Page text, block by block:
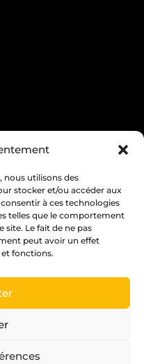
nous utilisons des
stocker et/ou accéder aux
à ces technologies
telles que le comportement
site. Le fait de ne pas
peut avoir un effet
fonctions.
être remboursé.
la marche ou le